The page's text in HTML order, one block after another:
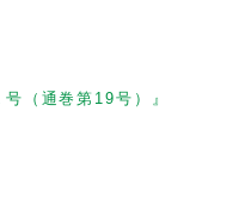
（通巻第19号）』